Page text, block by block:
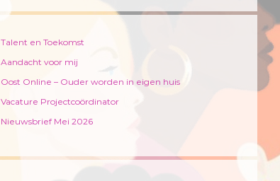
Talent en Toekomst
Aandacht voor mij
Oost Online – Ouder worden in eigen huis
Vacature Projectcoördinator
Nieuwsbrief Mei 2026